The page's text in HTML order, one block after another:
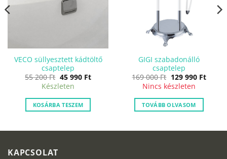
VECO süllyesztett kádtöltő
csaptelep
55 200Ft Original
price
was:
55
200 Ft.
45 990 FtCurrent
price
45
Készleten
KOSÁRBA TESZEM
GIGI szabadonálló
csaptelep
169 000Ft Original
price
was:
169
000 Ft.
129 990 Ft
price
Nincs készleten
TOVÁBB OLVASOM
KAPCSOLAT